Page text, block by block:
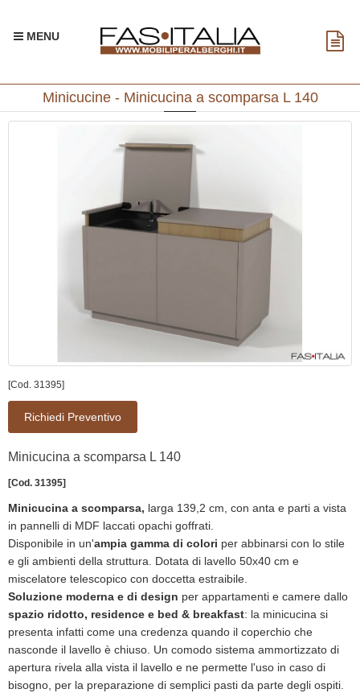
MENU
Minicucine - Minicucina a scomparsa L 140
[Cod. 31395]
Richiedi Preventivo
Minicucina a scomparsa L 140
[Cod. 31395]
Minicucina a scomparsa, larga 139,2 cm, con anta e parti a vista
in pannelli di MDF laccati opachi goffrati.
Disponibile in un'ampia gamma di colori per abbinarsi con lo stile
e gli ambienti della struttura. Dotata di lavello 50x40 cm e
miscelatore telescopico con doccetta estraibile.
Soluzione moderna e di design per appartamenti e camere dallo
spazio ridotto, residence e bed & breakfast: la minicucina si
presenta infatti come una credenza quando il coperchio che
nasconde il lavello è chiuso. Un comodo sistema ammortizzato di
apertura rivela alla vista il lavello e ne permette l'uso in caso di
bisogno, per la preparazione di semplici pasti da parte degli ospiti.